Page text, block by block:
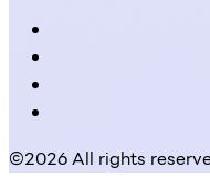
©2026 All rights